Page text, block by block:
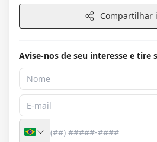
Compartilhar
Avise-nos de seu interesse e tire